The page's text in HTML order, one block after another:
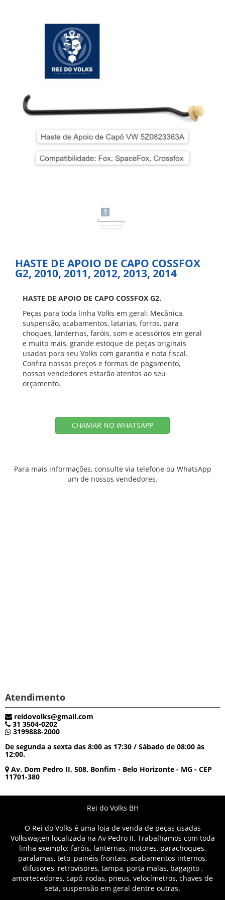
HASTE DE APOIO DE CAPO COSSFOX
G2, 2010, 2011, 2012, 2013, 2014
HASTE DE APOIO DE CAPO COSSFOX G2.
Peças para toda linha Volks em geral: Mecânica,
suspensão, acabamentos, latarias, forros, para
choques, lanternas, faróis, som e acessórios em geral
e muito mais, grande estoque de peças originais
usadas para seu Volks com garantia e nota fiscal.
Confira nossos preços e formas de pagamento,
nossos vendedores estarão atentos ao seu
orçamento.
CHAMAR NO WHATSAPP
Para mais informações, consulte via telefone ou WhatsApp
um de nossos vendedores.
Atendimento
reidovolks@gmail.com
31 3504-0202
3199888-2000
De segunda a sexta das 8:00 as 17:30 / Sábado de 08:00 às
12:00.
Av. Dom Pedro II, 508, Bonfim - Belo Horizonte - MG - CEP
11701-380
Rei do Volks BH
O Rei do Volks é uma loja de venda de peças usadas
Volkswagen localizada na Av Pedro II. Trabalhamos com toda
linha exemplo: faróis, lanternas, motores, parachoques,
paralamas, teto, painéis frontais, acabamentos internos,
difusores, retrovisores, tampa, porta malas, bagagito ,
amortecedores, capô, rodas, pneus, velocímetros, chaves de
seta, suspensão em geral dentre outras.